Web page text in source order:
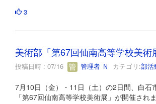
3
美術部「第67回仙南高等学校美術
投稿日時 : 07/16 管理者 Ｎ カテゴリ:部活
7月10日（金）・11日（土）の2日間、白石
「第67回仙南高等学校美術展」が開催されま